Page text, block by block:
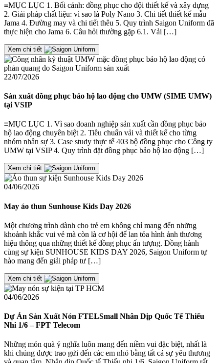
≡MỤC LỤC 1. Bối cảnh: đồng phục cho đội thiết kế và xây dựng
2. Giải pháp chất liệu: vì sao là Poly Nano 3. Chi tiết thiết kế mẫu
Jama 4. Đường may và chi tiết thêu 5. Quy trình Saigon Uniform đã
thực hiện cho Jama 6. Câu hỏi thường gặp 6.1. Vải […]
Xem chi tiết
22/07/2026
Sản xuất đồng phục bảo hộ lao động cho UMW (SIME UMW)
tại VSIP
≡MỤC LỤC 1. Vì sao doanh nghiệp sản xuất cần đồng phục bảo
hộ lao động chuyên biệt 2. Tiêu chuẩn vải và thiết kế cho từng
nhóm nhân sự 3. Case study thực tế 403 bộ đồng phục cho Công ty
UMW tại VSIP 4. Quy trình đặt đồng phục bảo hộ lao động […]
Xem chi tiết
04/06/2026
May áo thun Sunhouse Kids Day 2026
Một chương trình dành cho trẻ em không chỉ mang đến những
khoảnh khắc vui vẻ mà còn là cơ hội để lan tỏa hình ảnh thương
hiệu thông qua những thiết kế đồng phục ấn tượng. Đồng hành
cùng sự kiện SUNHOUSE KIDS DAY 2026, Saigon Uniform tự
hào mang đến giải pháp tư […]
Xem chi tiết
04/06/2026
Dự Án Sản Xuất Nón FTELSmall Nhân Dịp Quốc Tế Thiếu
Nhi 1/6 – FPT Telecom
Những món quà ý nghĩa luôn mang đến niềm vui đặc biệt, nhất là
khi chúng được trao gửi đến các em nhỏ bằng tất cả sự yêu thương